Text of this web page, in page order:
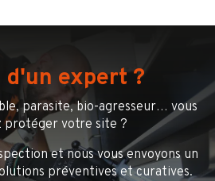
d'un expert ?
parasite, bio-agresseur… vous
protéger votre site ?
et nous vous envoyons un
préventives et curatives.